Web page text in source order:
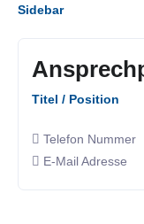
Sidebar
Titel / Position
Telefon Nummer
E-Mail Adresse